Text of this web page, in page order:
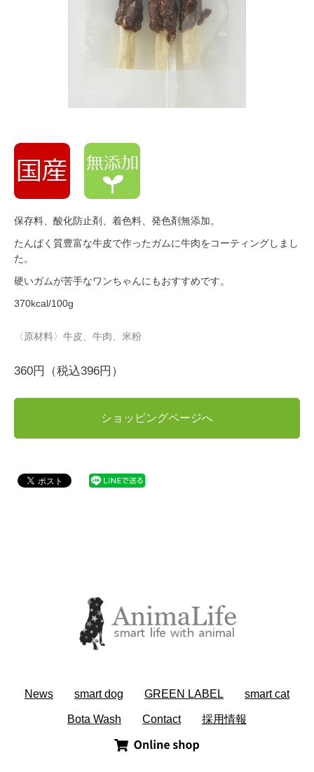
保存料、酸化防止剤、着色料、発色剤無添加。
たんぱく質豊富な牛皮で作ったガムに牛肉をコーティングしまし
た。
硬いガムが苦手なワンちゃんにもおすすめです。
370kcal/100g
〈原材料〉牛皮、牛肉、米粉
360円（税込396円）
ショッピングページへ
News smart dog GREEN LABEL smart cat
Bota Wash Contact 採用情報